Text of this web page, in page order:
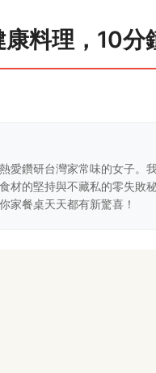
料理，10分
愛鑽研台灣家常味的女子。
材的堅持與不藏私的零失敗
家餐桌天天都有新驚喜！